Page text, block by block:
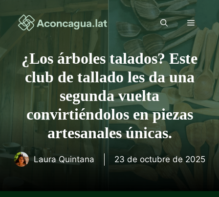
contenido
Menú
¿Los árboles talados? Este
club de tallado les da una
segunda vuelta
convirtiéndolos en piezas
artesanales únicas.
Laura Quintana 23 de octubre de 2025